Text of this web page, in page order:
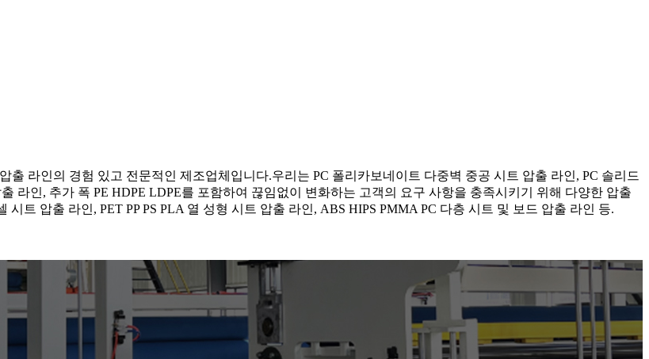
출 라인의 경험 있고 전문적인 제조업체입니다.우리는 PC 폴리카보네이트 다중벽 중공 시트 압출 라인, PC 솔리드
라인, 추가 폭 PE HDPE LDPE를 포함하여 끊임없이 변화하는 고객의 요구 사항을 충족시키기 위해 다양한 압출
트 압출 라인, PET PP PS PLA 열 성형 시트 압출 라인, ABS HIPS PMMA PC 다층 시트 및 보드 압출 라인 등.